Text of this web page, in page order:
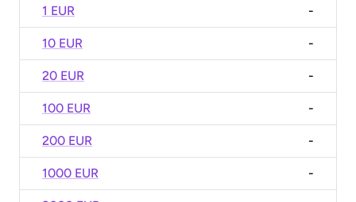
1 EUR -
10 EUR -
20 EUR -
100 EUR -
200 EUR -
1000 EUR -